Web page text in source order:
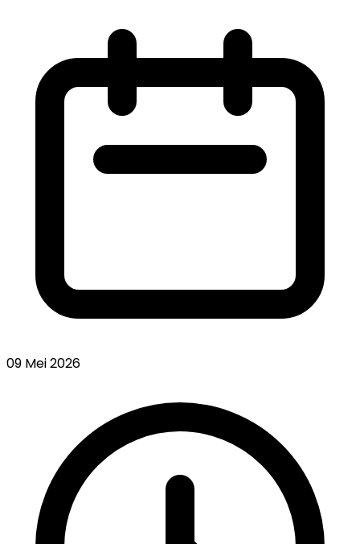
09 Mei 2026